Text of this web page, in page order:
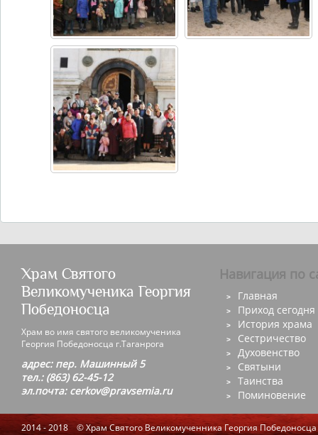
Храм Святого
Великомученика Георгия
Победоносца
Храм во имя святого великомученика
Георгия Победоносца г.Таганрога
адрес: пер. Машинный 5
тел.: (863) 62-45-12
эл.почта: cerkov@pravsemia.ru
Навигация по
Главная
Приход сегодня
История храма
Сестричество
Духовенство
Святыни
Таинства
Поминовение
2014 - 2018 © Храм Святого Великомученника Георгия Победоносца